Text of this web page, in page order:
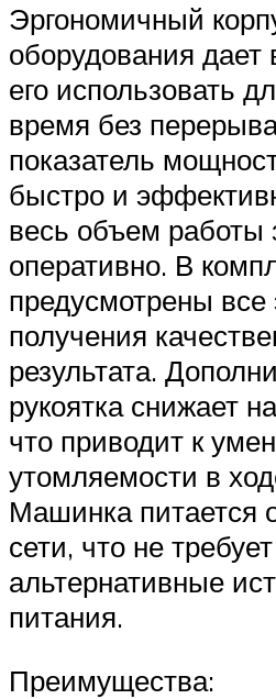
Эргономичный
оборудования дает
его использовать
время без
показатель
быстро и
весь объем работы
оперативно. В
предусмотрены
получения
результата.
рукоятка снижает
что приводит к
утомляемости в
Машинка питается
сети, что не
альтернативные
питания.
Преимущества: